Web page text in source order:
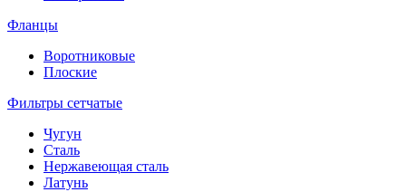
Фланцы
Воротниковые
Плоские
Фильтры сетчатые
Чугун
Сталь
Нержавеющая сталь
Латунь